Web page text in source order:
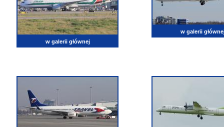
w galerii głównej
w galerii